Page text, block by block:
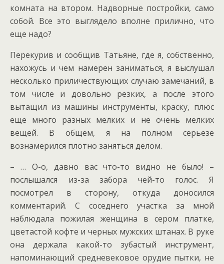
комната на втором. Надворные постройки, само
собой. Все это выглядело вполне прилично, что
еще надо?
Перекурив и сообщив Татьяне, где я, собственно,
нахожусь и чем намерен заниматься, я выслушал
несколько приличествующих случаю замечаний, в
том числе и довольно резких, а после этого
вытащил из машины инструменты, краску, плюс
еще много разных мелких и не очень мелких
вещей. В общем, я на полном серьезе
вознамерился плотно заняться делом.
– … О-о, давно вас что-то видно не было! –
послышался из-за забора чей-то голос. Я
посмотрел в сторону, откуда доносился
комментарий. С соседнего участка за мной
наблюдала пожилая женщина в сером платке,
цветастой кофте и черных мужских штанах. В руке
она держала какой-то зубастый инструмент,
напоминающий средневековое орудие пытки, не